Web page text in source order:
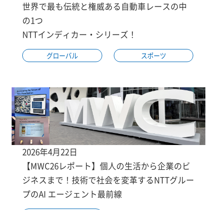
世界で最も伝統と権威ある自動車レースの中
の1つ
NTTインディカー・シリーズ！
グローバル スポーツ
2026年4月22日
【MWC26レポート】個人の生活から企業のビ
ジネスまで！技術で社会を変革するNTTグルー
プのAI エージェント最前線